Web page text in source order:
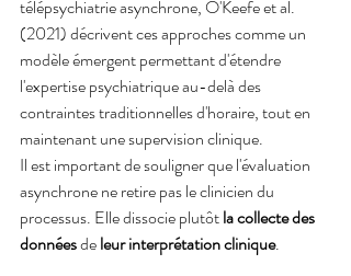
télépsychiatrie asynchrone, O'Keefe et al.
(2021) décrivent ces approches comme un
modèle émergent permettant d'étendre
l'expertise psychiatrique au-delà des
contraintes traditionnelles d'horaire, tout en
maintenant une supervision clinique.
Il est important de souligner que l'évaluation
asynchrone ne retire pas le clinicien du
processus. Elle dissocie plutôt la collecte des
données de leur interprétation clinique.